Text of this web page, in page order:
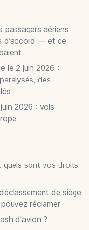
passagers aériens
d’accord — et ce
le 2 juin 2026 :
des
2026 : vols
quels sont vos droits
de siège
réclamer
d'avion ?